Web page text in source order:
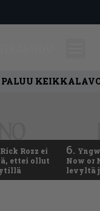
PALUU
Rozz ei
ettei ollut
6.
Now or
levyltä